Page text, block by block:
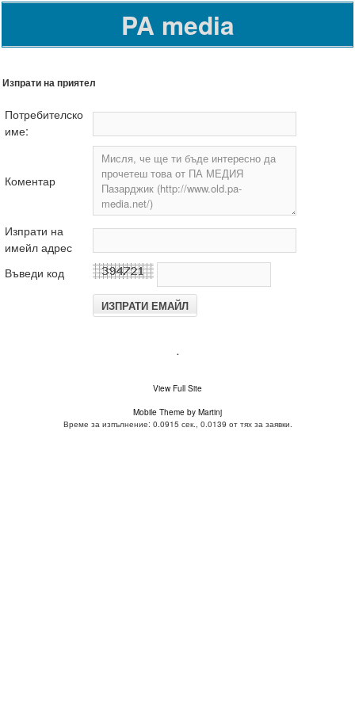
PA media
Изпрати на приятел
Потребителско
име:
Коментар
Изпрати на
имейл адрес
Въведи код
.
View Full Site
Mobile Theme by Martinj
Време за изпълнение: 0.0915 сек., 0.0139 от тях за заявки.